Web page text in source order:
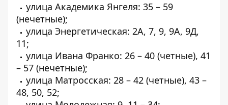
улица Академика Янгеля: 35 – 59
(нечетные);
улица Энергетическая: 2А, 7, 9, 9А, 9Д,
11;
улица Ивана Франко: 26 – 40 (четные), 41
– 57 (нечетные);
улица Матросская: 28 – 42 (четные), 43 –
48, 50, 52;